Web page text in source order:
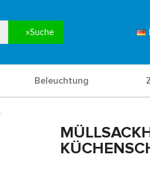
Suche
Beleuchtung